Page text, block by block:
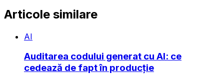
Articole similare
AI
Auditarea codului generat cu AI: ce
cedează de fapt în producție